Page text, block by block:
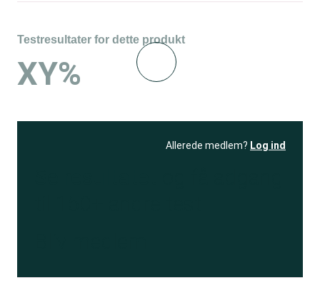
Testresultater for dette produkt
XY%
Allerede medlem? Log ind